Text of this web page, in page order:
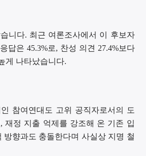
니다. 최근 여론조사에서 이 후보자
답은 45.3%로, 찬성 의견 27.4%보다
게 나타났습니다.
참여연대도 고위 공직자로서의 도
재정 지출 억제를 강조해 온 기존 입
방향과도 충돌한다며 사실상 지명 철